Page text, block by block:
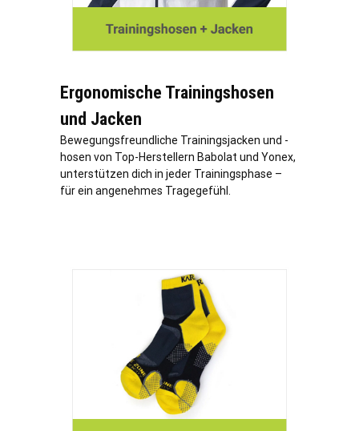
Ergonomische Trainingshosen
und Jacken
Bewegungsfreundliche Trainingsjacken und -
hosen von Top-Herstellern Babolat und Yonex,
unterstützen dich in jeder Trainingsphase –
für ein angenehmes Tragegefühl.